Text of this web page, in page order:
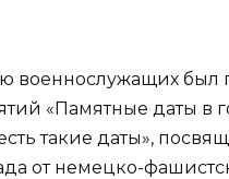
военнослужащих был
«Памятные даты в
такие даты»,
от немецко-